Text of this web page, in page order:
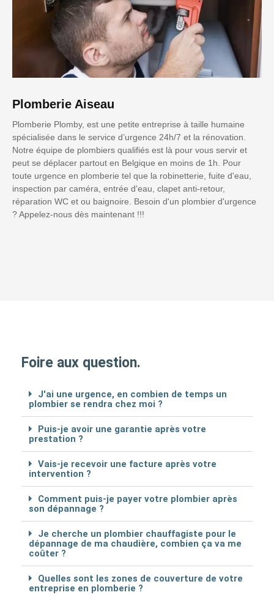
Plomberie Aiseau
Plomberie Plomby, est une petite entreprise à taille humaine
spécialisée dans le service d’urgence 24h/7 et la rénovation.
Notre équipe de plombiers qualifiés est là pour vous servir et
peut se déplacer partout en Belgique en moins de 1h. Pour
toute urgence en plomberie tel que la robinetterie, fuite d'eau,
inspection par caméra, entrée d'eau, clapet anti-retour,
réparation WC et ou baignoire. Besoin d'un plombier d'urgence
? Appelez-nous dès maintenant !!!
Foire aux question.
J'ai une urgence, en combien de temps un
plombier se rendra chez moi ?
Puis-je avoir une garantie après votre
prestation ?
Vais-je recevoir une facture après votre
intervention ?
Comment puis-je payer votre plombier après
son dépannage ?
Je cherche un plombier chauffagiste pour le
dépannage de ma chaudière, combien ça va me
coûter ?
Quelles sont les zones de couverture de votre
entreprise en plomberie ?